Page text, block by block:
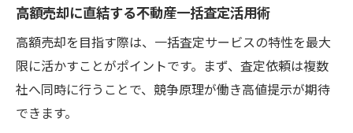
高額売却に直結する不動産一括査定活用術
高額売却を目指す際は、一括査定サービスの特性を最大
限に活かすことがポイントです。まず、査定依頼は複数
社へ同時に行うことで、競争原理が働き高値提示が期待
できます。